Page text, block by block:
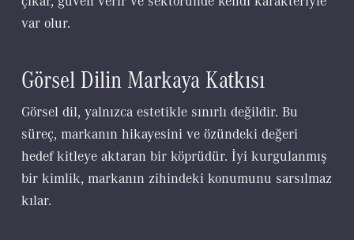
var olur.
Görsel Dilin Markaya Katkısı
Görsel dil, yalnızca estetikle sınırlı değildir. Bu
süreç, markanın hikayesini ve özündeki değeri
hedef kitleye aktaran bir köprüdür. İyi kurgulanmış
bir kimlik, markanın zihindeki konumunu sarsılmaz
kılar.